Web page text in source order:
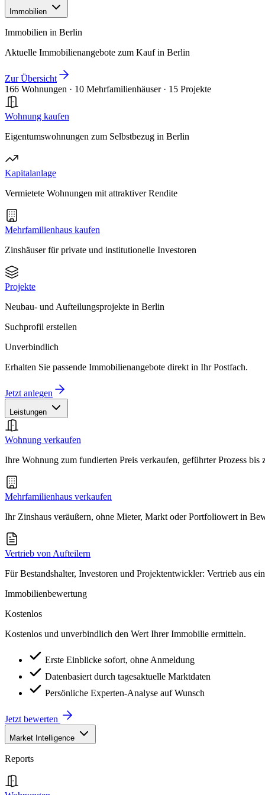
Immobilien
Immobilien in Berlin
Aktuelle Immobilienangebote zum Kauf in Berlin
Zur Übersicht
166 Wohnungen · 10 Mehrfamilienhäuser · 15 Projekte
Wohnung kaufen
Eigentumswohnungen zum Selbstbezug in Berlin
Kapitalanlage
Vermietete Wohnungen mit attraktiver Rendite
Mehrfamilienhaus kaufen
Zinshäuser für private und institutionelle Investoren
Projekte
Neubau- und Aufteilungsprojekte in Berlin
Suchprofil erstellen
Unverbindlich
Erhalten Sie passende Immobilienangebote direkt in Ihr Postfach.
Jetzt anlegen
Leistungen
Wohnung verkaufen
Ihre Wohnung zum fundierten Preis verkaufen, geführter Prozess bis
Mehrfamilienhaus verkaufen
Ihr Zinshaus veräußern, ohne Mieter, Markt oder Portfoliowert in
Vertrieb von Aufteilern
Für Bestandshalter, Investoren und Projektentwickler: Vertrieb aus
Immobilienbewertung
Kostenlos
Kostenlos und unverbindlich den Wert Ihrer Immobilie ermitteln.
Erste Einblicke sofort, ohne Anmeldung
Datenbasiert durch tagesaktuelle Marktdaten
Persönliche Experten-Analyse auf Wunsch
Jetzt bewerten
Market Intelligence
Reports